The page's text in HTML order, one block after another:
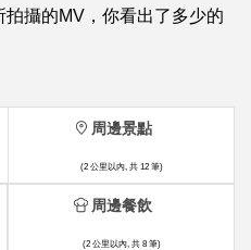
攝的MV，你看出了多少的
周邊景點
(2 公里以內, 共 12 筆)
周邊餐飲
(2 公里以內, 共 8 筆)